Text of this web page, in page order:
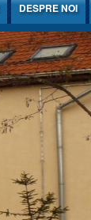
DESPRE NOI